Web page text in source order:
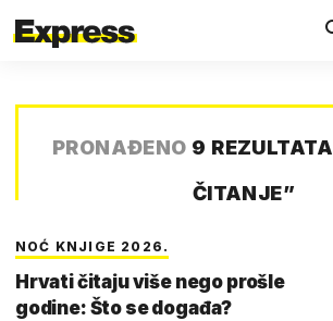
PRONAĐENO 9 REZULTATA
ČITANJE”
NOĆ KNJIGE 2026.
Hrvati čitaju više nego prošle
godine: Što se događa?